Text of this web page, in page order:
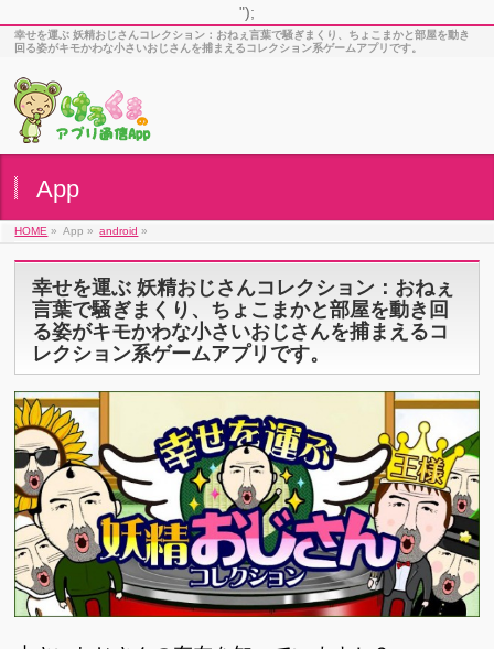
");
幸せを運ぶ 妖精おじさんコレクション：おねぇ言葉で騒ぎまくり、ちょこまかと部屋を動き
回る姿がキモかわな小さいおじさんを捕まえるコレクション系ゲームアプリです。
App
HOME » App » android »
幸せを運ぶ 妖精おじさんコレクション：おねぇ
言葉で騒ぎまくり、ちょこまかと部屋を動き回
る姿がキモかわな小さいおじさんを捕まえるコ
レクション系ゲームアプリです。